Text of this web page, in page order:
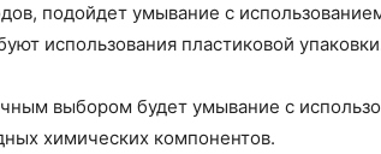
подойдет умывание с
использования пластиковой
выбором будет умывание с
химических компонентов.